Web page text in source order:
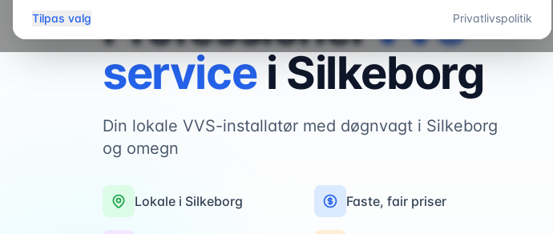
ProfessionelVVS-
serviceiSilkeborg
Din lokale VVS-installatør med døgnvagt i Silkeborg
og omegn
Lokale i Silkeborg Faste, fair priser
Tilpas valg Privatlivspolitik